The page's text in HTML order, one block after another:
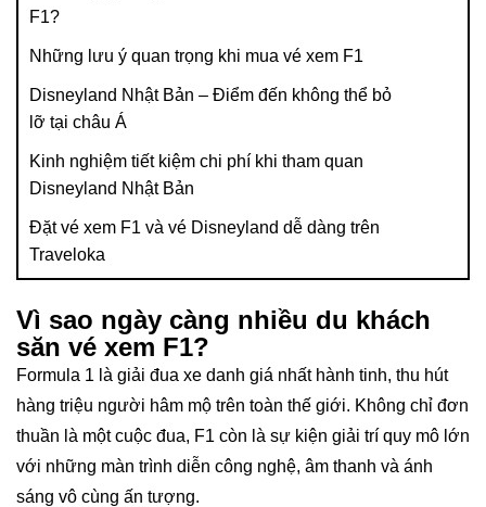
F1?
Những lưu ý quan trọng khi mua vé xem F1
Disneyland Nhật Bản – Điểm đến không thể bỏ
lỡ tại châu Á
Kinh nghiệm tiết kiệm chi phí khi tham quan
Disneyland Nhật Bản
Đặt vé xem F1 và vé Disneyland dễ dàng trên
Traveloka
Vì sao ngày càng nhiều du khách
săn vé xem F1?
Formula 1 là giải đua xe danh giá nhất hành tinh, thu hút
hàng triệu người hâm mộ trên toàn thế giới. Không chỉ đơn
thuần là một cuộc đua, F1 còn là sự kiện giải trí quy mô lớn
với những màn trình diễn công nghệ, âm thanh và ánh
sáng vô cùng ấn tượng.